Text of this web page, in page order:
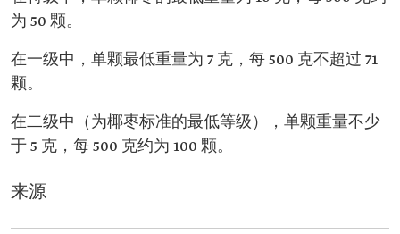
为 50 颗。
在一级中，单颗最低重量为 7 克，每 500 克不超过 71
颗。
在二级中（为椰枣标准的最低等级），单颗重量不少
于 5 克，每 500 克约为 100 颗。
来源